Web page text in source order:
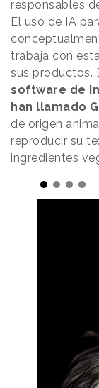
responsables
El uso de IA
trabaja con
sus productos.
software de
han llamado
de origen
reproducir su
ingredientes